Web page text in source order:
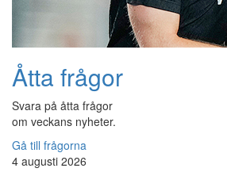
Åtta frågor
Svara på åtta frågor
om veckans nyheter.
Gå till frågorna
4 augusti 2026